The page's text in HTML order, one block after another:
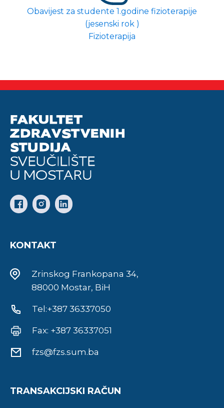
Obavijest za studente 1.godine fizioterapije
(jesenski rok )
Fizioterapija
KONTAKT
Zrinskog Frankopana 34,
88000 Mostar, BiH
Tel:+387 36337050
Fax: +387 36337051
fzs@fzs.sum.ba
TRANSAKCIJSKI RAČUN